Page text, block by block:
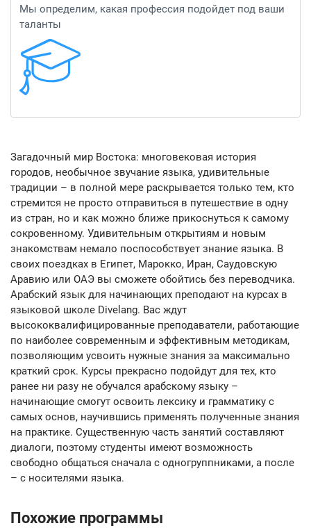
Мы определим, какая профессия подойдет под ваши
таланты
Загадочный мир Востока: многовековая история
городов, необычное звучание языка, удивительные
традиции – в полной мере раскрывается только тем, кто
стремится не просто отправиться в путешествие в одну
из стран, но и как можно ближе прикоснуться к самому
сокровенному. Удивительным открытиям и новым
знакомствам немало поспособствует знание языка. В
своих поездках в Египет, Марокко, Иран, Саудовскую
Аравию или ОАЭ вы сможете обойтись без переводчика.
Арабский язык для начинающих преподают на курсах в
языковой школе Divelang. Вас ждут
высококвалифицированные преподаватели, работающие
по наиболее современным и эффективным методикам,
позволяющим усвоить нужные знания за максимально
краткий срок. Курсы прекрасно подойдут для тех, кто
ранее ни разу не обучался арабскому языку –
начинающие смогут освоить лексику и грамматику с
самых основ, научившись применять полученные знания
на практике. Существенную часть занятий составляют
диалоги, поэтому студенты имеют возможность
свободно общаться сначала с одногруппниками, а после
– с носителями языка.
Похожие программы